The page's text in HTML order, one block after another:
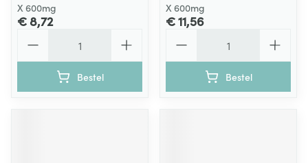
X 600mg
€ 8,72
Bestel
X 600mg
€ 11,56
Bestel